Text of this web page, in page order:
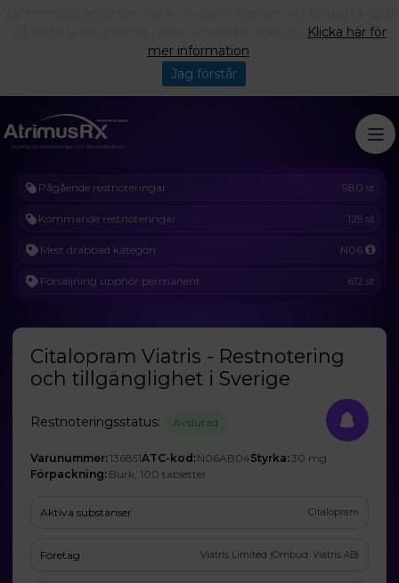
Pågående restnoteringar 980 st
Kommande restnoteringar 129 st
Mest drabbad kategori N06
Försäljning upphör permanent 612 st
Citalopram Viatris - Restnotering
och tillgänglighet i Sverige
Restnoteringsstatus: Avslutad
Varunummer:136851ATC-kod:N06AB04Styrka:30 mg
Förpackning: Burk, 100 tabletter
Aktiva substanser Citalopram
Företag Viatris Limited (Ombud: Viatris AB)
Klicka här för
mer information
Jag förstår